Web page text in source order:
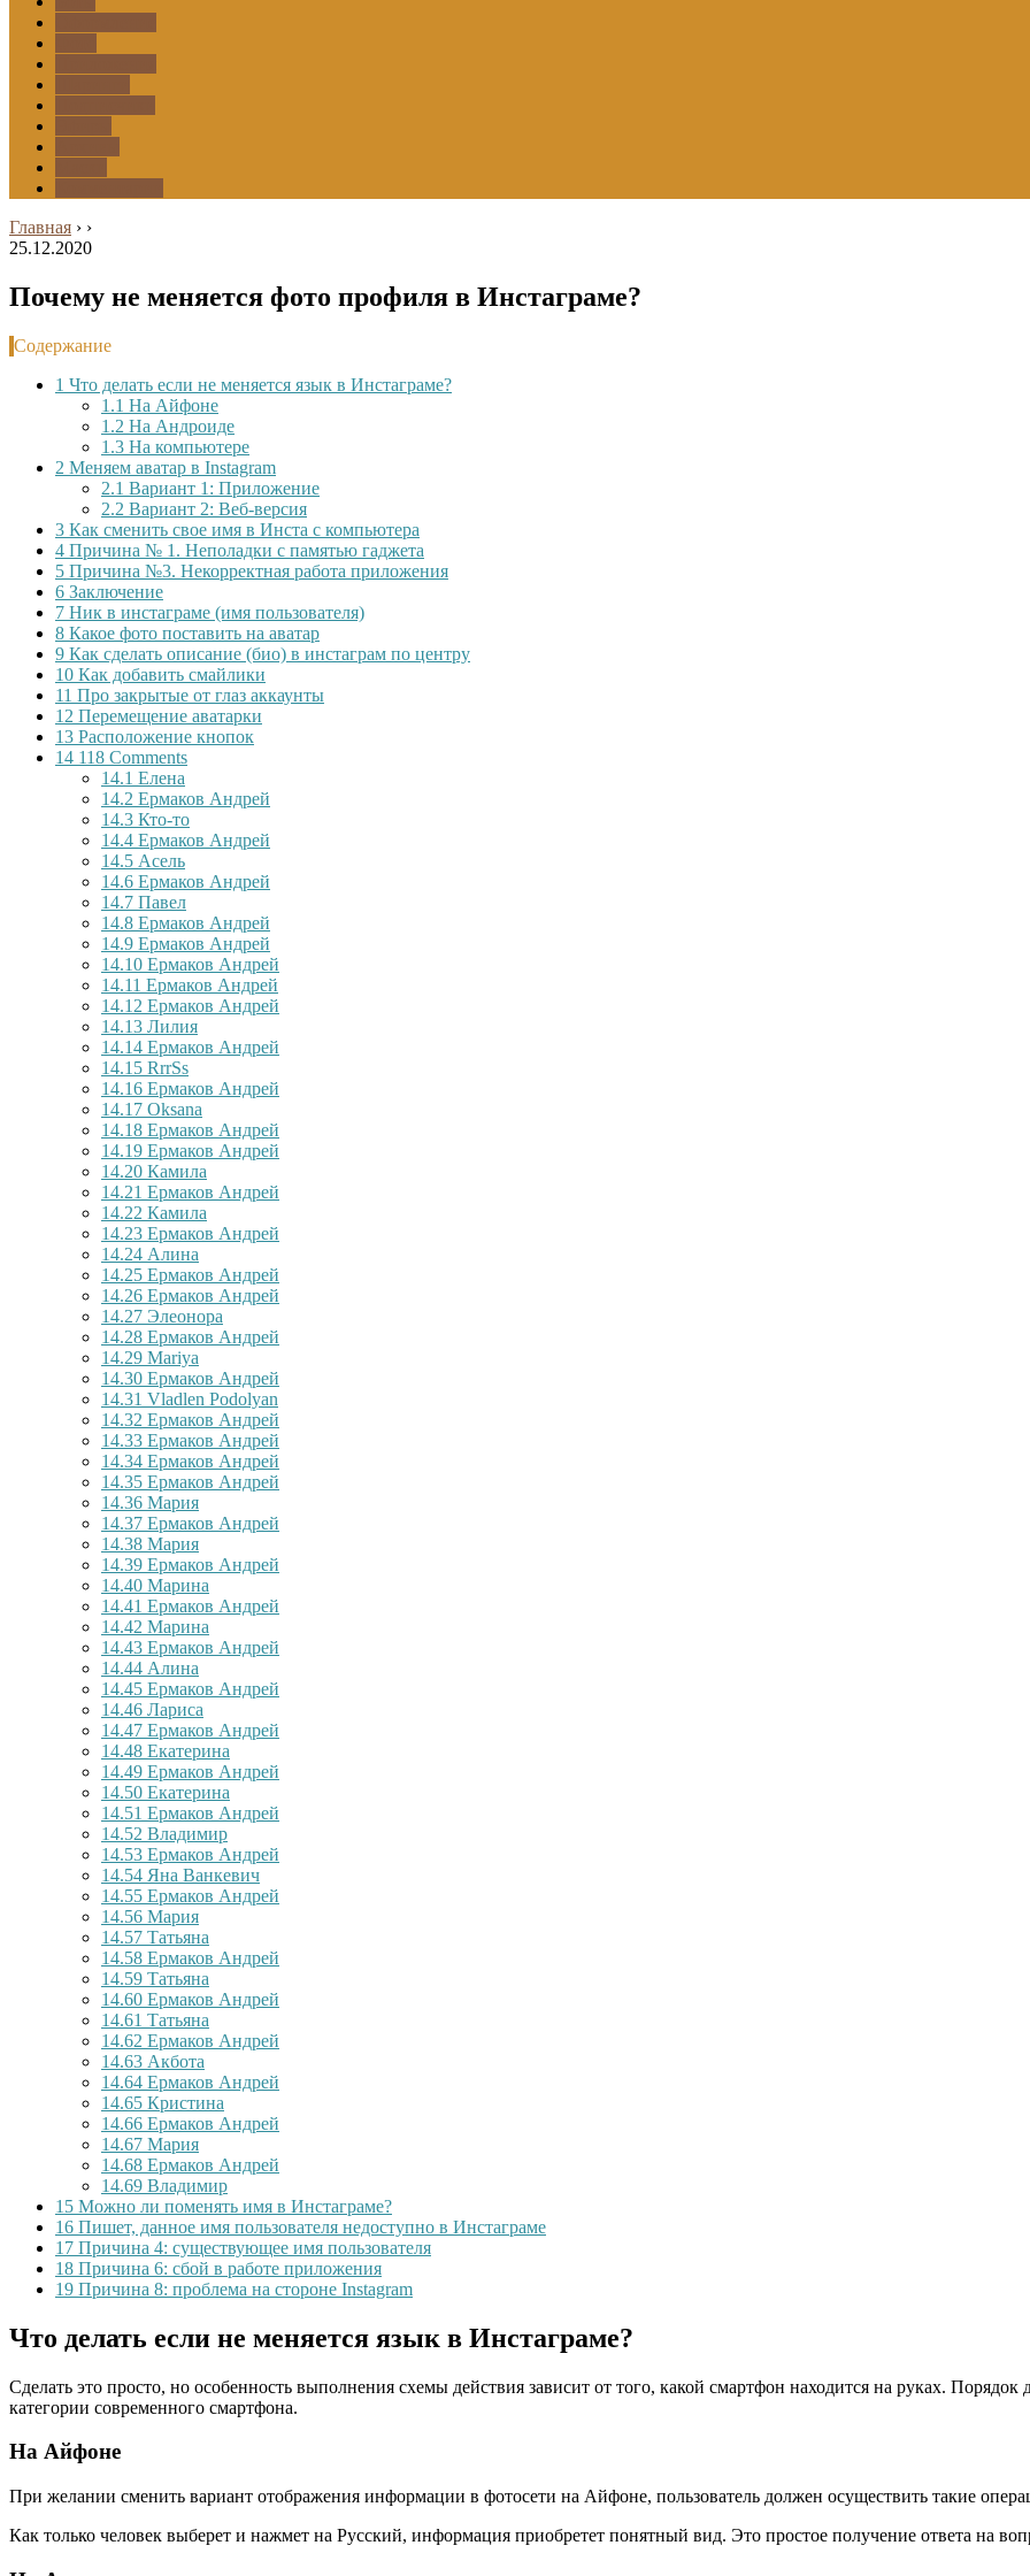
Главная › ›
25.12.2020
Почему не меняется фото профиля в Инстаграме?
Содержание
1 Что делать если не меняется язык в Инстаграме?
1.1 На Айфоне
1.2 На Андроиде
1.3 На компьютере
2 Меняем аватар в Instagram
2.1 Вариант 1: Приложение
2.2 Вариант 2: Веб-версия
3 Как сменить свое имя в Инста с компьютера
4 Причина № 1. Неполадки с памятью гаджета
5 Причина №3. Некорректная работа приложения
6 Заключение
7 Ник в инстаграме (имя пользователя)
8 Какое фото поставить на аватар
9 Как сделать описание (био) в инстаграм по центру
10 Как добавить смайлики
11 Про закрытые от глаз аккаунты
12 Перемещение аватарки
13 Расположение кнопок
14 118 Comments
14.1 Елена
14.2 Ермаков Андрей
14.3 Кто-то
14.4 Ермаков Андрей
14.5 Асель
14.6 Ермаков Андрей
14.7 Павел
14.8 Ермаков Андрей
14.9 Ермаков Андрей
14.10 Ермаков Андрей
14.11 Ермаков Андрей
14.12 Ермаков Андрей
14.13 Лилия
14.14 Ермаков Андрей
14.15 RrrSs
14.16 Ермаков Андрей
14.17 Oksana
14.18 Ермаков Андрей
14.19 Ермаков Андрей
14.20 Камила
14.21 Ермаков Андрей
14.22 Камила
14.23 Ермаков Андрей
14.24 Алина
14.25 Ермаков Андрей
14.26 Ермаков Андрей
14.27 Элеонора
14.28 Ермаков Андрей
14.29 Mariya
14.30 Ермаков Андрей
14.31 Vladlen Podolyan
14.32 Ермаков Андрей
14.33 Ермаков Андрей
14.34 Ермаков Андрей
14.35 Ермаков Андрей
14.36 Мария
14.37 Ермаков Андрей
14.38 Мария
14.39 Ермаков Андрей
14.40 Марина
14.41 Ермаков Андрей
14.42 Марина
14.43 Ермаков Андрей
14.44 Алина
14.45 Ермаков Андрей
14.46 Лариса
14.47 Ермаков Андрей
14.48 Екатерина
14.49 Ермаков Андрей
14.50 Екатерина
14.51 Ермаков Андрей
14.52 Владимир
14.53 Ермаков Андрей
14.54 Яна Ванкевич
14.55 Ермаков Андрей
14.56 Мария
14.57 Татьяна
14.58 Ермаков Андрей
14.59 Татьяна
14.60 Ермаков Андрей
14.61 Татьяна
14.62 Ермаков Андрей
14.63 Акбота
14.64 Ермаков Андрей
14.65 Кристина
14.66 Ермаков Андрей
14.67 Мария
14.68 Ермаков Андрей
14.69 Владимир
15 Можно ли поменять имя в Инстаграме?
16 Пишет, данное имя пользователя недоступно в Инстаграме
17 Причина 4: существующее имя пользователя
18 Причина 6: сбой в работе приложения
19 Причина 8: проблема на стороне Instagram
Что делать если не меняется язык в Инстаграме?
Сделать это просто, но особенность выполнения схемы действия зависит от того, какой смартфон находится на руках.
категории современного смартфона.
На Айфоне
При желании сменить вариант отображения информации в фотосети на Айфоне, пользователь должен осуществить такие
Как только человек выберет и нажмет на Русский, информация приобретет понятный вид. Это простое получение ответа на